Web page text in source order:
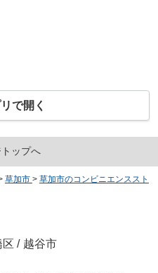
で開く
ップへ
草加市 > 草加市のコンビニエンススト
区 / 越谷市